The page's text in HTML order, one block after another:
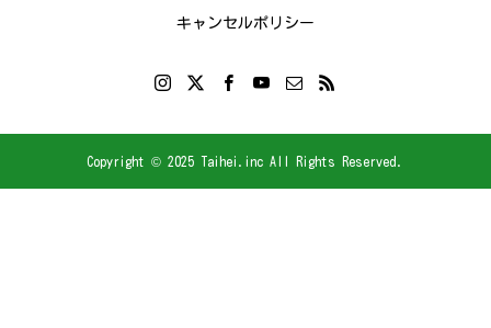
キャンセルポリシー
Copyright © 2025 Taihei.inc All Rights Reserved.